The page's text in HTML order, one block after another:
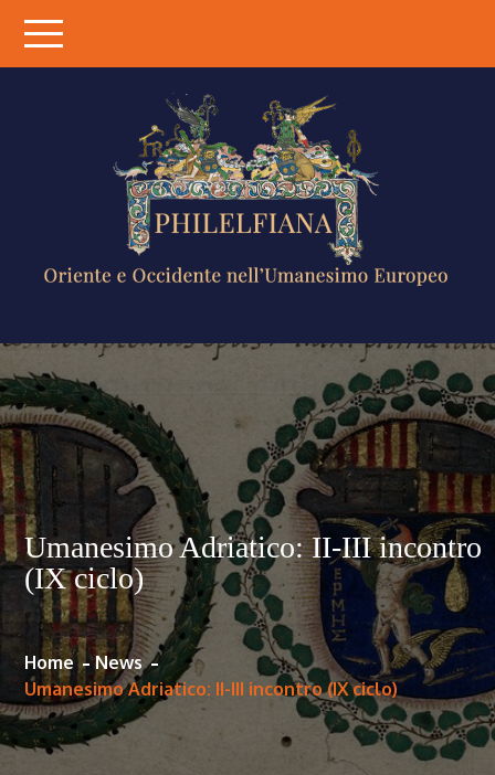
content
OCCIDENTE
NELL'UMANESIMO
EUROPEO
Umanesimo Adriatico: II-III incontro
(IX ciclo)
Home
News
Umanesimo Adriatico: II-III incontro (IX ciclo)